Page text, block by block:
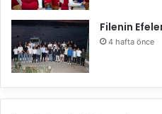
Filenin
4 hafta önce